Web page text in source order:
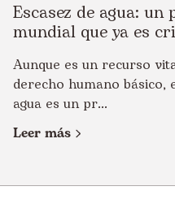
Escasez de agua: un
mundial que ya es
Aunque es un recurso
derecho humano básico,
agua es un pr...
Leer más